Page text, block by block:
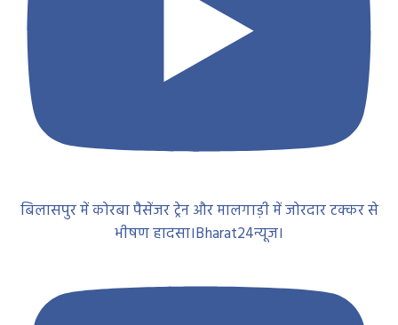
बिलासपुर में कोरबा पैसेंजर ट्रेन और मालगाड़ी में जोरदार टक्कर से
भीषण हादसा।Bharat24न्यूज।